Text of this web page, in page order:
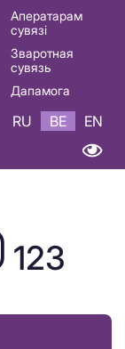
Аператарам
сувязі
Зваротная
сувязь
Дапамога
RU BE EN
123